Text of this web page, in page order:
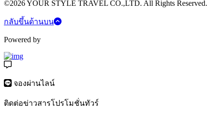
©2026 YOUR STYLE TRAVEL CO.,LTD. All Rights Reserved.
กลับขึ้นด้านบน
Powered by
จองผ่านไลน์
ติดต่อข่าวสารโปรโมชั่นทัวร์